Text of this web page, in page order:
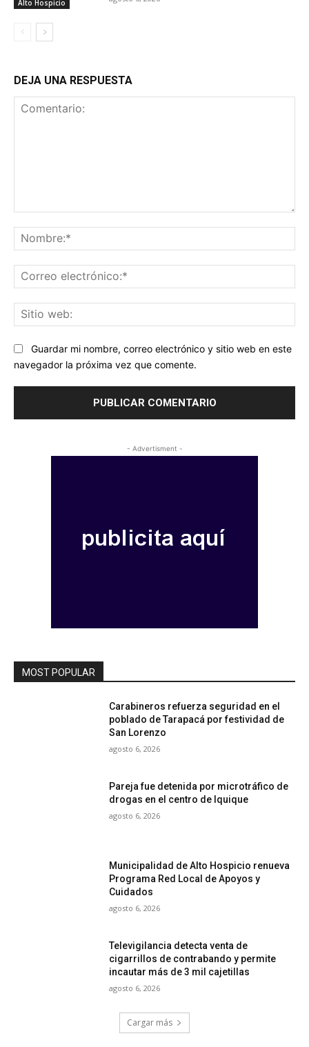
Alto Hospicio
DEJA UNA RESPUESTA
Guardar mi nombre, correo electrónico y sitio web en este
navegador la próxima vez que comente.
- Advertisment -
MOST POPULAR
Carabineros refuerza seguridad en el
poblado de Tarapacá por festividad de
San Lorenzo
agosto 6, 2026
Pareja fue detenida por microtráfico de
drogas en el centro de Iquique
agosto 6, 2026
Municipalidad de Alto Hospicio renueva
Programa Red Local de Apoyos y
Cuidados
agosto 6, 2026
Televigilancia detecta venta de
cigarrillos de contrabando y permite
incautar más de 3 mil cajetillas
agosto 6, 2026
Cargar más